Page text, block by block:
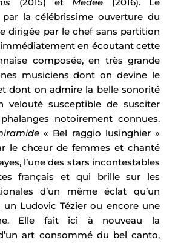
(2015) et Médée (2016). Le
la célébrissime ouverture du
dirigée par le chef sans partition
immédiatement en écoutant cette
composée, en très grande
musiciens dont on devine le
dont on admire la belle sonorité
velouté susceptible de susciter
phalanges notoirement connues.
« Bel raggio lusinghier »
le chœur de femmes et chanté
l’une des stars incontestables
français et qui brille sur les
d’un même éclat qu’un
un Ludovic Tézier ou encore une
Elle fait ici à nouveau la
art consommé du bel canto,